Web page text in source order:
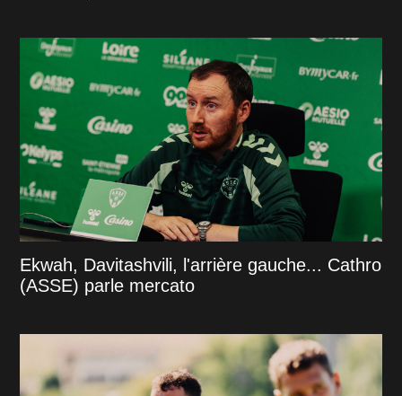
Ekwah, Davitashvili, l'arrière gauche... Cathro
(ASSE) parle mercato